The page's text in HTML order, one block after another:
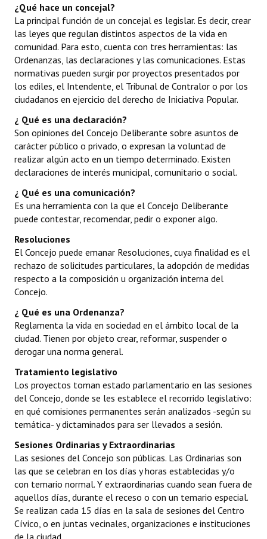
Actas de Audiencias Públicas
NORMATIVA
Comunicaciones
Declaraciones
Resoluciones
Resoluciones de Presidencia
INSTITUCIONAL
Antiguos Pobladores
Noticias Destacadas
Registros y Distinciones
Datos Históricos
Premio al Mérito - Registro
Audiencias Públicas - Registro
Mujeres que Dejaron Huellas - Registro
Periodistas Decanos - Registro
Ciudadano Ilustre - Registro
Banca del Vecino - Registro
Huéspedes de Honor - Registro
Antiguos Pobladores - Registro
Reconocimientos - Registro
Bariloche, Municipio intercultural
¿Qué hace un concejal?
La principal función de un concejal es legislar. Es decir, crear
las leyes que regulan distintos aspectos de la vida en
comunidad. Para esto, cuenta con tres herramientas: las
Ordenanzas, las declaraciones y las comunicaciones. Estas
normativas pueden surgir por proyectos presentados por
los ediles, el Intendente, el Tribunal de Contralor o por los
ciudadanos en ejercicio del derecho de Iniciativa Popular.
¿ Qué es una declaración?
Son opiniones del Concejo Deliberante sobre asuntos de
carácter público o privado, o expresan la voluntad de
realizar algún acto en un tiempo determinado. Existen
declaraciones de interés municipal, comunitario o social.
¿ Qué es una comunicación?
Es una herramienta con la que el Concejo Deliberante
puede contestar, recomendar, pedir o exponer algo.
Resoluciones
El Concejo puede emanar Resoluciones, cuya finalidad es el
rechazo de solicitudes particulares, la adopción de medidas
respecto a la composición u organización interna del
Concejo.
¿ Qué es una Ordenanza?
Reglamenta la vida en sociedad en el ámbito local de la
ciudad. Tienen por objeto crear, reformar, suspender o
derogar una norma general.
Tratamiento legislativo
Los proyectos toman estado parlamentario en las sesiones
del Concejo, donde se les establece el recorrido legislativo:
en qué comisiones permanentes serán analizados -según su
temática- y dictaminados para ser llevados a sesión.
Sesiones Ordinarias y Extraordinarias
Las sesiones del Concejo son públicas. Las Ordinarias son
las que se celebran en los días y horas establecidas y/o
con temario normal. Y extraordinarias cuando sean fuera de
aquellos días, durante el receso o con un temario especial.
Se realizan cada 15 días en la sala de sesiones del Centro
Cívico, o en juntas vecinales, organizaciones e instituciones